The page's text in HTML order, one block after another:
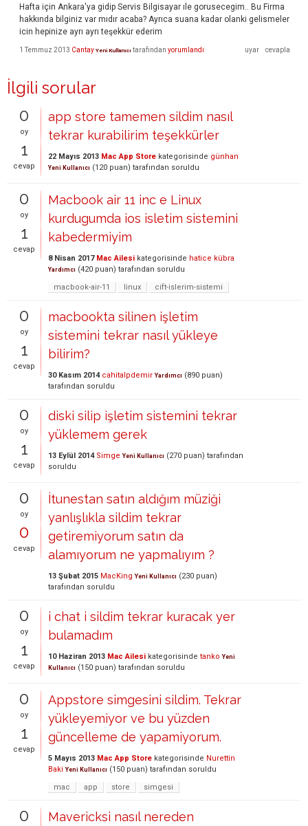
Hafta için Ankara'ya gidip Servis Bilgisayar ıle gorusecegim.. Bu Firma
hakkında bilginiz var mıdır acaba? Ayrıca suana kadar olanki gelismeler
icin hepinize ayrı ayrı teşekkür ederim
1 Temmuz 2013 Cantay Yeni Kullanıcı tarafından yorumlandı
İlgili sorular
0
oy
1
cevap
app store tamemen sildim nasıl
tekrar kurabilirim teşekkürler
22 Mayıs 2013 Mac App Store kategorisinde günhan
Yeni Kullanıcı (120 puan) tarafından soruldu
0
oy
1
cevap
Macbook air 11 inc e Linux
kurdugumda ios isletim sistemini
kabedermiyim
8 Nisan 2017 Mac Ailesi kategorisinde hatice kübra
Yardımcı (420 puan) tarafından soruldu
macbook-air-11
linux cift-islerim-sistemi
0
oy
1
cevap
macbookta silinen işletim
sistemini tekrar nasıl yükleye
bilirim?
30 Kasım 2014 cahitalpdemir Yardımcı (890 puan)
tarafından soruldu
0
oy
1
cevap
diski silip işletim sistemini tekrar
yüklemem gerek
13 Eylül 2014 Simge Yeni Kullanıcı (270 puan) tarafından
soruldu
0
oy
0
cevap
İtunestan satın aldığım müziği
yanlışlıkla sildim tekrar
getiremiyorum satın da
alamıyorum ne yapmalıyım ?
13 Şubat 2015 MacKing Yeni Kullanıcı (230 puan)
tarafından soruldu
0
oy
1
cevap
i chat i sildim tekrar kuracak yer
bulamadım
10 Haziran 2013 Mac Ailesi kategorisinde tanko Yeni
Kullanıcı (150 puan) tarafından soruldu
0
oy
1
cevap
Appstore simgesini sildim. Tekrar
yükleyemiyor ve bu yüzden
güncelleme de yapamiyorum.
5 Mayıs 2013 Mac App Store kategorisinde Nurettin
Baki Yeni Kullanıcı (150 puan) tarafından soruldu
mac
app store simgesi
0
Mavericksi nasıl nereden